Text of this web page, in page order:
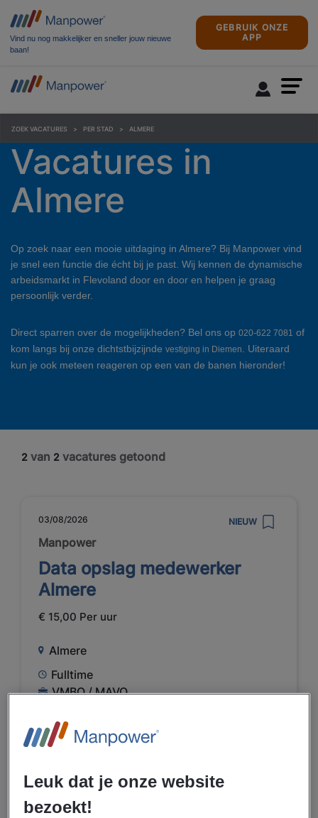
Vind nu nog makkelijker en sneller jouw nieuwe
baan!
GEBRUIK ONZE
APP
ZOEK VACATURES PER STAD ALMERE
Vacatures in
Almere
Op zoek naar een mooie uitdaging in Almere? Bij Manpower vind
je snel een functie die écht bij je past. Wij kennen de dynamische
arbeidsmarkt in Flevoland door en door en helpen je graag
persoonlijk verder.
Direct sparren over de mogelijkheden? Bel ons op 020-622 7081 of
kom langs bij onze dichtstbijzijnde vestiging in Diemen
. Uiteraard
kun je ook meteen reageren op een van de banen hieronder!
2 van 2 vacatures getoond
03/08/2026 NIEUW
Manpower
Data opslag medewerker
Almere
€ 15,00 Per uur
Almere
Fulltime
VMBO / MAVO
Papierproductie
Leuk dat je onze website
bezoekt!